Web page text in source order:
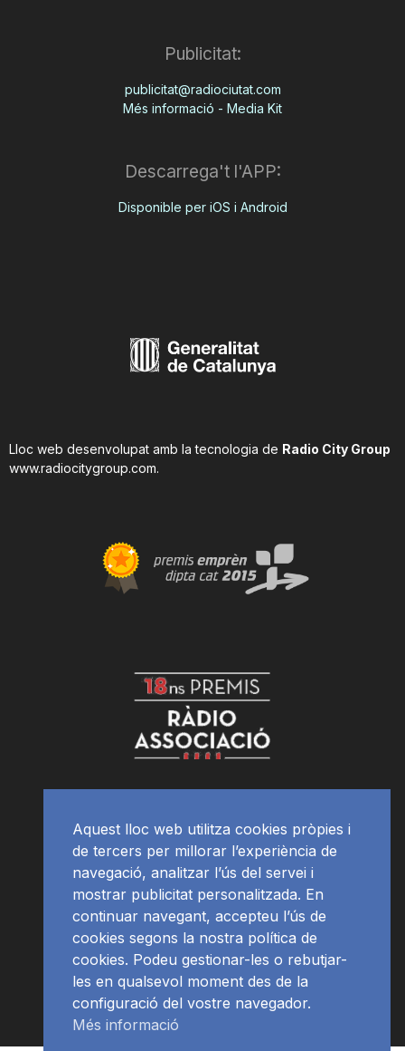
Publicitat:
publicitat@radiociutat.com
Més informació - Media Kit
Descarrega't l'APP:
Disponible per iOS i Android
Lloc web desenvolupat amb la tecnologia de Radio City Group
www.radiocitygroup.com.
Aquest lloc web utilitza cookies pròpies i
de tercers per millorar l’experiència de
navegació, analitzar l’ús del servei i
mostrar publicitat personalitzada. En
continuar navegant, accepteu l’ús de
cookies segons la nostra política de
cookies. Podeu gestionar-les o rebutjar-
les en qualsevol moment des de la
configuració del vostre navegador.
Més informació